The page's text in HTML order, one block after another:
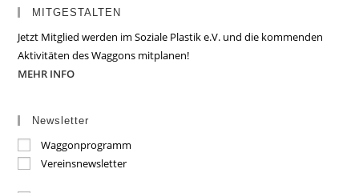
MITGESTALTEN
Jetzt Mitglied werden im Soziale Plastik e.V. und die kommenden
Aktivitäten des Waggons mitplanen!
MEHR INFO
Newsletter
Waggonprogramm
Vereinsnewsletter